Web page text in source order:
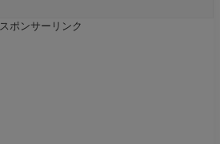
スポンサーリンク